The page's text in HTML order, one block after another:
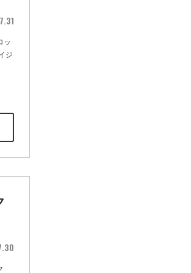
ッ
ジ